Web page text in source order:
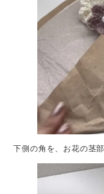
下側の角を、お花の茎